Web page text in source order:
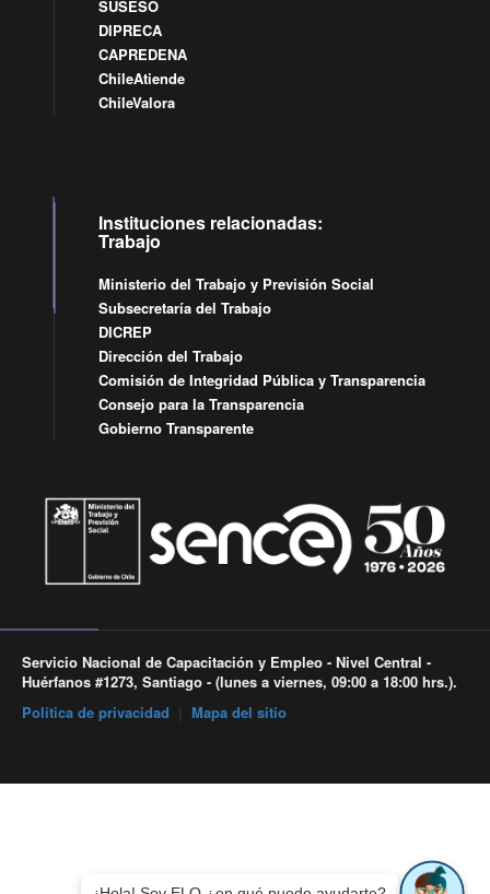
SUSESO
DIPRECA
CAPREDENA
ChileAtiende
ChileValora
Instituciones relacionadas:
Trabajo
Ministerio del Trabajo y Previsión Social
Subsecretaría del Trabajo
DICREP
Dirección del Trabajo
Comisión de Integridad Pública y Transparencia
Consejo para la Transparencia
Gobierno Transparente
Servicio Nacional de Capacitación y Empleo - Nivel Central -
Huérfanos #1273, Santiago - (lunes a viernes, 09:00 a 18:00 hrs.).
Política de privacidad
Mapa del sitio